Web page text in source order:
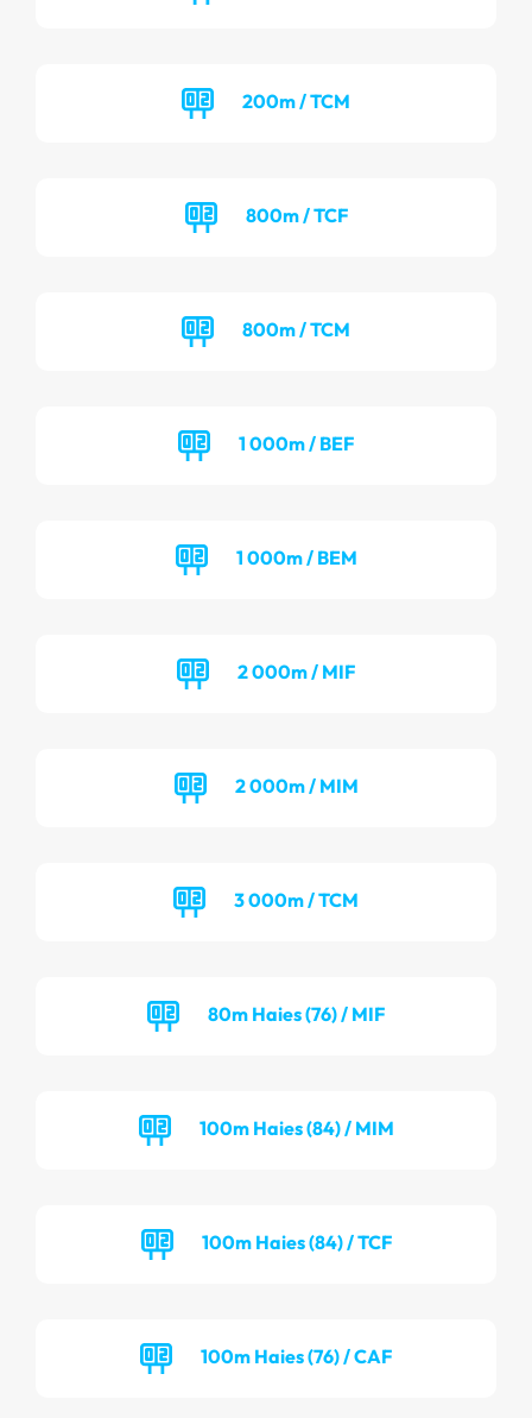
200m / TCM
800m / TCF
800m / TCM
1 000m / BEF
1 000m / BEM
2 000m / MIF
2 000m / MIM
3 000m / TCM
80m Haies (76) / MIF
100m Haies (84) / MIM
100m Haies (84) / TCF
100m Haies (76) / CAF